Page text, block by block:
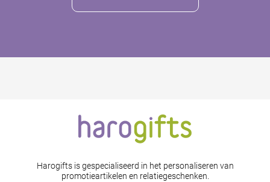
Harogifts is gespecialiseerd in het personaliseren van
promotieartikelen en relatiegeschenken.